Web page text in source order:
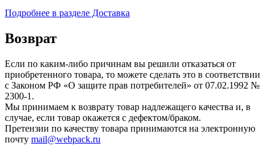
Подробнее в разделе Доставка
Возврат
Если по каким-либо причинам вы решили отказаться от
приобретенного товара, то можете сделать это в соответствии
с Законом РФ «О защите прав потребителей» от 07.02.1992 №
2300-1.
Мы принимаем к возврату товар надлежащего качества и, в
случае, если товар окажется с дефектом/браком.
Претензии по качеству товара принимаются на электронную
почту mail@webpack.ru